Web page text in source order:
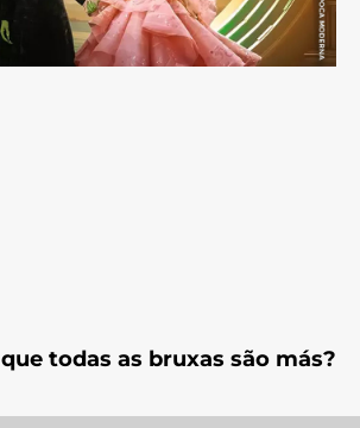
todas as bruxas são más?